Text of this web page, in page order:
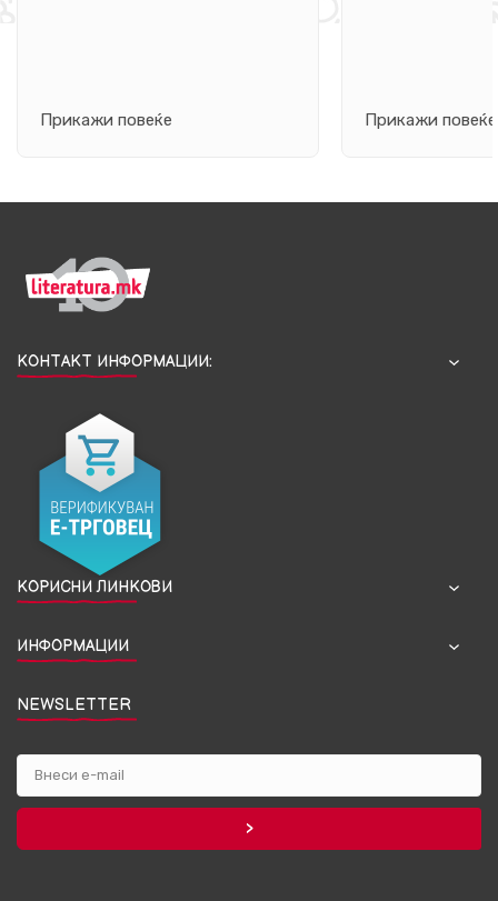
Прикажи повеќе Прикажи повеќе
КОНТАКТ ИНФОРМАЦИИ:
КОРИСНИ ЛИНКОВИ
ИНФОРМАЦИИ
NEWSLETTER